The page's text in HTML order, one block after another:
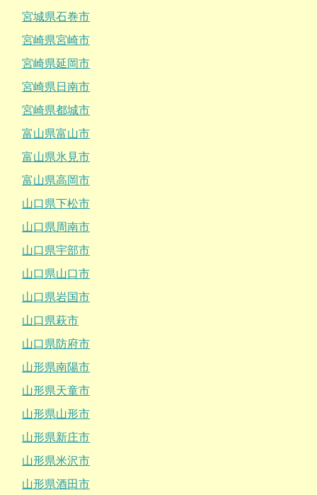
宮城県石巻市
宮崎県宮崎市
宮崎県延岡市
宮崎県日南市
宮崎県都城市
富山県富山市
富山県氷見市
富山県高岡市
山口県下松市
山口県周南市
山口県宇部市
山口県山口市
山口県岩国市
山口県萩市
山口県防府市
山形県南陽市
山形県天童市
山形県山形市
山形県新庄市
山形県米沢市
山形県酒田市